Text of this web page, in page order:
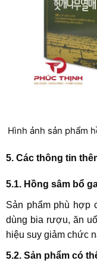
Hình ảnh sản phẩm
5. Các thông tin
5.1. Hồng sâm bổ
Sản phẩm phù hợp
dùng bia rượu, ăn
hiệu suy giảm chức
5.2. Sản phẩm có